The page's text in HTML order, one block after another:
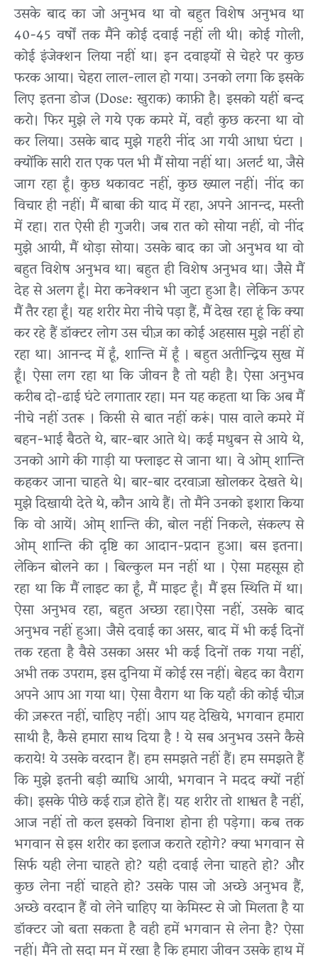
उसके बाद का जो अनुभव था वो बहुत विशेष अनुभव था
40-45 वर्षों तक मैंने कोई दवाई नहीं ली थी। कोई गोली,
कोई इंजेक्शन लिया नहीं था। इन दवाइयों से चेहरे पर कुछ
फरक आया। चेहरा लाल-लाल हो गया। उनको लगा कि इसके
लिए इतना डोज (Dose: खुराक) काफ़ी है। इसको यहीं बन्द
करो। फिर मुझे ले गये एक कमरे में, वहाँ कुछ करना था वो
कर लिया। उसके बाद मुझे गहरी नींद आ गयी आधा घंटा ।
क्योंकि सारी रात एक पल भी मैं सोया नहीं था। अलर्ट था, जैसे
जाग रहा हूँ। कुछ थकावट नहीं, कुछ ख्याल नहीं। नींद का
विचार ही नहीं। मैं बाबा की याद में रहा, अपने आनन्द, मस्ती
में रहा। रात ऐसी ही गुजरी। जब रात को सोया नहीं, वो नींद
मुझे आयी, मैं थोड़ा सोया। उसके बाद का जो अनुभव था वो
बहुत विशेष अनुभव था। बहुत ही विशेष अनुभव था। जैसे मैं
देह से अलग हूँ। मेरा कनेक्शन भी जुटा हुआ है। लेकिन ऊपर
मैं तैर रहा हूँ। यह शरीर मेरा नीचे पड़ा हैं, मैं देख रहा हूं कि क्या
कर रहे हैं डॉक्टर लोग उस चीज़ का कोई अहसास मुझे नहीं हो
रहा था। आनन्द में हूँ, शान्ति में हूँ । बहुत अतीन्द्रिय सुख में
हूँ। ऐसा लग रहा था कि जीवन है तो यही है। ऐसा अनुभव
करीब दो-ढाई घंटे लगातार रहा। मन यह कहता था कि अब मैं
नीचे नहीं उतरू । किसी से बात नहीं करूं। पास वाले कमरे में
बहन-भाई बैठते थे, बार-बार आते थे। कई मधुबन से आये थे,
उनको आगे की गाड़ी या फ्लाइट से जाना था। वे ओम् शान्ति
कहकर जाना चाहते थे। बार-बार दरवाज़ा खोलकर देखते थे।
मुझे दिखायी देते थे, कौन आये हैं। तो मैंने उनको इशारा किया
कि वो आयें। ओम् शान्ति की, बोल नहीं निकले, संकल्प से
ओम् शान्ति की दृष्टि का आदान-प्रदान हुआ। बस इतना।
लेकिन बोलने का । बिल्कुल मन नहीं था । ऐसा महसूस हो
रहा था कि मैं लाइट का हूँ, मैं माइट हूँ। मैं इस स्थिति में था।
ऐसा अनुभव रहा, बहुत अच्छा रहा।ऐसा नहीं, उसके बाद
अनुभव नहीं हुआ। जैसे दवाई का असर, बाद में भी कई दिनों
तक रहता है वैसे उसका असर भी कई दिनों तक गया नहीं,
अभी तक उपराम, इस दुनिया में कोई रस नहीं। बेहद का वैराग
अपने आप आ गया था। ऐसा वैराग था कि यहाँ की कोई चीज़
की ज़रूरत नहीं, चाहिए नहीं। आप यह देखिये, भगवान हमारा
साथी है, कैसे हमारा साथ दिया है ! ये सब अनुभव उसने कैसे
कराये! ये उसके वरदान हैं। हम समझते नहीं हैं। हम समझते हैं
कि मुझे इतनी बड़ी व्याधि आयी, भगवान ने मदद क्यों नहीं
की। इसके पीछे कई राज़ होते हैं। यह शरीर तो शाश्वत है नहीं,
आज नहीं तो कल इसको विनाश होना ही पड़ेगा। कब तक
भगवान से इस शरीर का इलाज कराते रहोगे? क्या भगवान से
सिर्फ यही लेना चाहते हो? यही दवाई लेना चाहते हो? और
कुछ लेना नहीं चाहते हो? उसके पास जो अच्छे अनुभव हैं,
अच्छे वरदान हैं वो लेने चाहिए या केमिस्ट से जो मिलता है या
डॉक्टर जो बता सकता है वही हमें भगवान से लेना है? ऐसा
नहीं। मैंने तो सदा मन में रखा है कि हमारा जीवन उसके हाथ में